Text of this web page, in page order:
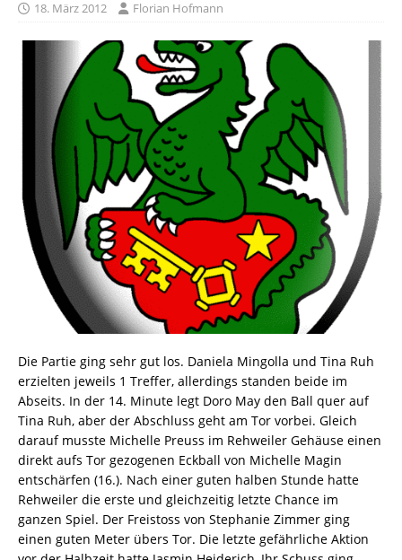
18. März 2012 Florian Hofmann
Die Partie ging sehr gut los. Daniela Mingolla und Tina Ruh
erzielten jeweils 1 Treffer, allerdings standen beide im
Abseits. In der 14. Minute legt Doro May den Ball quer auf
Tina Ruh, aber der Abschluss geht am Tor vorbei. Gleich
darauf musste Michelle Preuss im Rehweiler Gehäuse einen
direkt aufs Tor gezogenen Eckball von Michelle Magin
entschärfen (16.). Nach einer guten halben Stunde hatte
Rehweiler die erste und gleichzeitig letzte Chance im
ganzen Spiel. Der Freistoss von Stephanie Zimmer ging
einen guten Meter übers Tor. Die letzte gefährliche Aktion